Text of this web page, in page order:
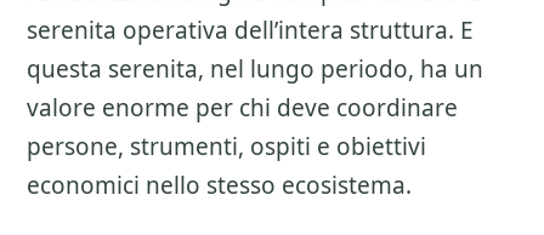
serenita operativa dell’intera struttura. E
questa serenita, nel lungo periodo, ha un
valore enorme per chi deve coordinare
persone, strumenti, ospiti e obiettivi
economici nello stesso ecosistema.